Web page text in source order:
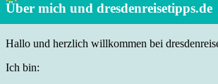
Über mich und dresdenreisetipps.de
Hallo und herzlich willkommen bei
Ich bin: